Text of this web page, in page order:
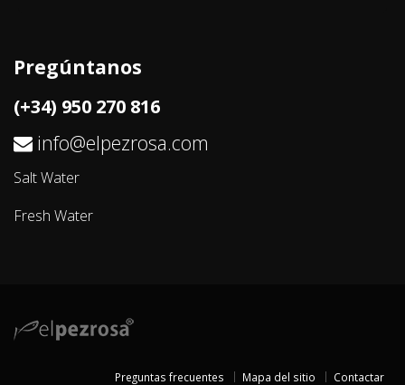
Pregúntanos
(+34) 950 270 816
info@elpezrosa.com
Salt Water
Fresh Water
Preguntas frecuentes Mapa del sitio Contactar